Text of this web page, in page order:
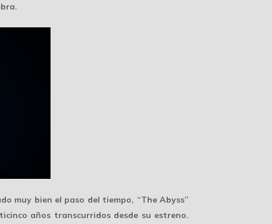
muy bien el paso del tiempo, “The Abyss”
años transcurridos desde su estreno.